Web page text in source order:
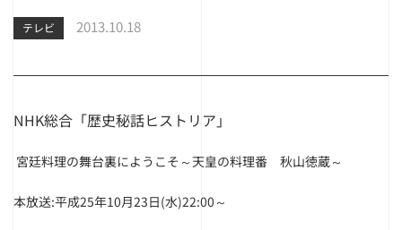
テレビ 2013.10.18
NHK総合「歴史秘話ヒストリア」
宮廷料理の舞台裏にようこそ～天皇の料理番 秋山徳蔵～
本放送:平成25年10月23日(水)22:00～